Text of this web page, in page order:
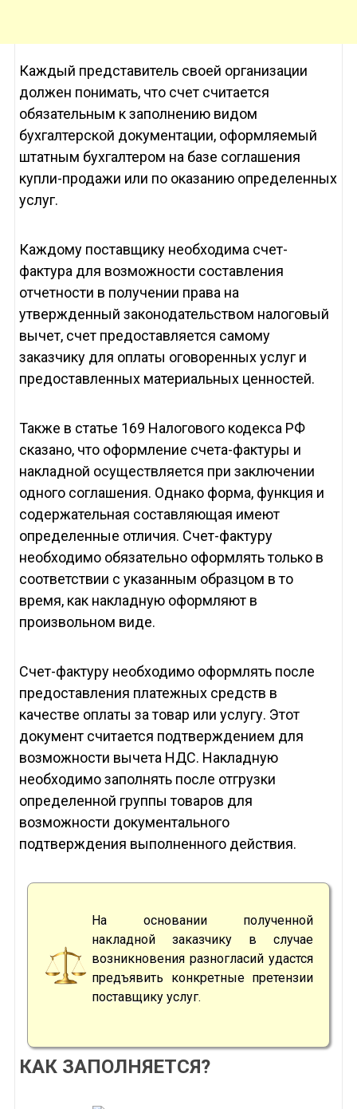
Каждый представитель своей организации
должен понимать, что счет считается
обязательным к заполнению видом
бухгалтерской документации, оформляемый
штатным бухгалтером на базе соглашения
купли-продажи или по оказанию определенных
услуг.
Каждому поставщику необходима счет-
фактура для возможности составления
отчетности в получении права на
утвержденный законодательством налоговый
вычет, счет предоставляется самому
заказчику для оплаты оговоренных услуг и
предоставленных материальных ценностей.
Также в статье 169 Налогового кодекса РФ
сказано, что оформление счета-фактуры и
накладной осуществляется при заключении
одного соглашения. Однако форма, функция и
содержательная составляющая имеют
определенные отличия. Счет-фактуру
необходимо обязательно оформлять только в
соответствии с указанным образцом в то
время, как накладную оформляют в
произвольном виде.
Счет-фактуру необходимо оформлять после
предоставления платежных средств в
качестве оплаты за товар или услугу. Этот
документ считается подтверждением для
возможности вычета НДС. Накладную
необходимо заполнять после отгрузки
определенной группы товаров для
возможности документального
подтверждения выполненного действия.
На основании полученной
накладной заказчику в случае
возникновения разногласий удастся
предъявить конкретные претензии
поставщику услуг.
КАК ЗАПОЛНЯЕТСЯ?